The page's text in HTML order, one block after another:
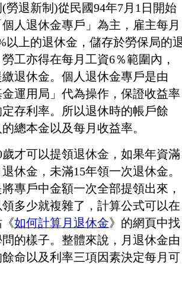
勞退新制)從民國94年7月1日開始
人退休金專戶」為主，雇主每月
以上的退休金，儲存於勞保局的
工亦得在每月工資6％範圍內，
退休金。個人退休金專戶是由
金運用局」代為操作，保證收益率
存利率。所以退休時的帳戶餘
總本金以及每月收益率。
才可以提領退休金，如果年資滿
休金，未滿15年領一次退休金。
專戶中金額一次全部提領出來，
多少就複雜了，計算公式可以在
如何計算月退休金》的網頁中找
的樣子。整體來說，月退休金由
命以及利率三項因素決定每月可